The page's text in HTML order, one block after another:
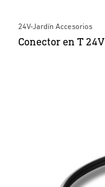
24V-Jardín Accesorios
Conector en T 24V